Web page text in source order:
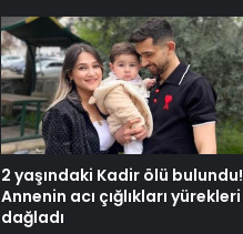
2 yaşındaki Kadir ölü bulundu!
Annenin acı çığlıkları yürekleri
dağladı